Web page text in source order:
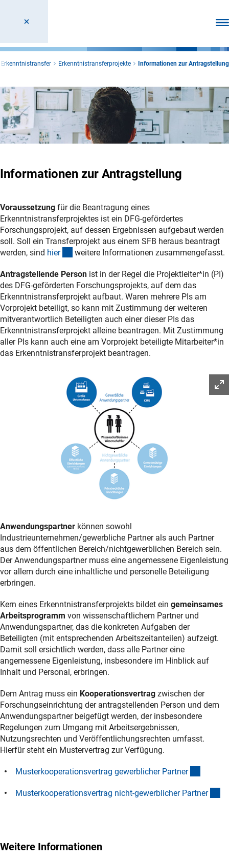
Erkenntnistransfer Erkenntnistransferprojekte Informationen zur Antragstellung
Informationen zur Antragstellung
Voraussetzung für die Beantragung eines
Erkenntnistransferprojektes ist ein DFG-gefördertes
Forschungsprojekt, auf dessen Ergebnissen aufgebaut werden
soll. Soll ein Transferprojekt aus einem SFB heraus beantragt
werden, sind hier (interner Link)
weitere Informationen zusammengefasst.
Antragstellende Person ist in der Regel die Projektleiter*in (PI)
des DFG-geförderten Forschungsprojekts, auf dem das
Erkenntnistransferprojekt aufbaut. Waren mehrere PIs am
Vorprojekt beteiligt, so kann mit Zustimmung der weiteren
mitverantwortlich Beteiligten auch einer dieser PIs das
Erkenntnistransferprojekt alleine beantragen. Mit Zustimmung
aller PIs kann auch eine am Vorprojekt beteiligte Mitarbeiter*in
das Erkenntnistransferprojekt beantragen.
Anwendungspartner können sowohl
Industrieunternehmen/gewerbliche Partner als auch Partner
aus dem öffentlichen Bereich/nichtgewerblichen Bereich sein.
Der Anwendungspartner muss eine angemessene Eigenleistung
vor allem durch eine inhaltliche und personelle Beteiligung
erbringen.
Kern eines Erkenntnistransferprojekts bildet ein gemeinsames
Arbeitsprogramm von wissenschaftlichem Partner und
Anwendungspartner, das die konkreten Aufgaben der
Beteiligten (mit entsprechenden Arbeitszeitanteilen) aufzeigt.
Damit soll ersichtlich werden, dass alle Partner eine
angemessene Eigenleistung, insbesondere im Hinblick auf
Inhalt und Personal, erbringen.
Dem Antrag muss ein Kooperationsvertrag zwischen der
Forschungseinrichtung der antragstellenden Person und dem
Anwendungspartner beigefügt werden, der insbesondere
Regelungen zum Umgang mit Arbeitsergebnissen,
Nutzungsrechten und Veröffentlichungsrechten umfasst.
Hierfür steht ein Mustervertrag zur Verfügung.
Musterkooperationsvertrag gewerblicher Partner
Musterkooperationsvertrag nicht-gewerblicher Partner
Weitere Informationen